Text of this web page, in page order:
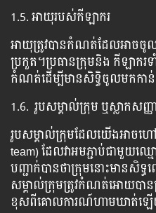
1.5. អាយុរបស់កីឡាករ
អាយុត្រូវបានកំណត់ដែលអាចចូល
ប្រកួត។ប្រធានក្រុមនិង កីឡាករ
កំណត់ដើម្បីមានសិទ្ធិចូលមកកាន់
1.6. រូបសម្គាល់ក្រុម ឬស្លាកស
រូបសម្គាល់ក្រុមដែលយើងអាចហៅ
team) ដែលវាអមភ្ជាប់ជាមួយ
បញ្ជាក់បានថាក្រុមនោះមានសិទ្
សម្គាល់ក្រុមត្រូវកំណត់អោយបា
ខុសពីគោលការណ៍ហាមឃាត់ឡ